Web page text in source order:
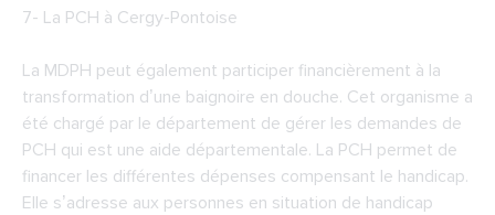
7- La PCH à Cergy-Pontoise
La MDPH peut également participer financièrement à la
transformation d’une baignoire en douche. Cet organisme a
été chargé par le département de gérer les demandes de
PCH qui est une aide départementale. La PCH permet de
financer les différentes dépenses compensant le handicap.
Elle s’adresse aux personnes en situation de handicap